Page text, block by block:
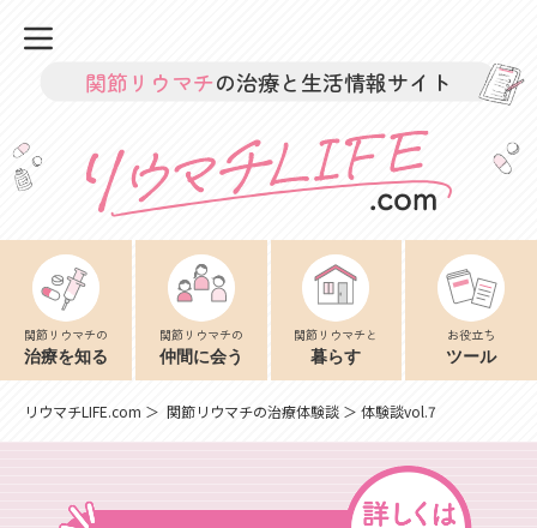
関節リウマチの治療と生活情報サイト
関節リウマチの
治療を知る
関節リウマチの
仲間に会う
関節リウマチと
暮らす
お役立ち
ツール
リウマチLIFE.com ＞ 関節リウマチの治療体験談 ＞ 体験談vol.7